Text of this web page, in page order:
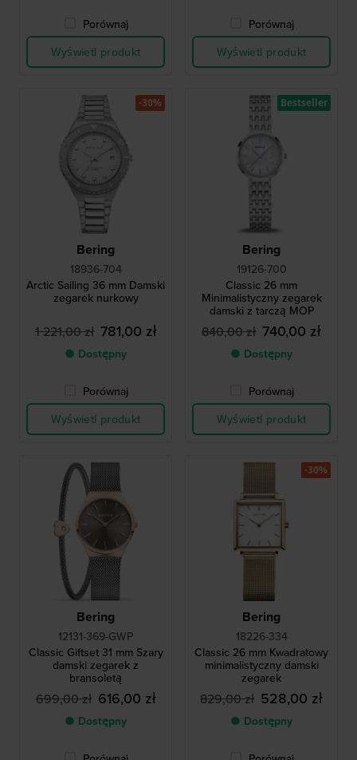
Porównaj
Wyświetl produkt
Porównaj
Wyświetl produkt
Bering
18936-704
Arctic Sailing 36 mm Damski
zegarek nurkowy
1 221,00 zł 781,00 zł
● Dostępny
Porównaj
Wyświetl produkt
-30%
Bering
19126-700
Classic 26 mm
Minimalistyczny zegarek
damski z tarczą MOP
840,00 zł 740,00 zł
● Dostępny
Porównaj
Wyświetl produkt
Bestseller
Bering
12131-369-GWP
Classic Giftset 31 mm Szary
damski zegarek z
bransoletą
699,00 zł 616,00 zł
● Dostępny
Bering
18226-334
Classic 26 mm Kwadratowy
minimalistyczny damski
zegarek
829,00 zł 528,00 zł
● Dostępny
-30%